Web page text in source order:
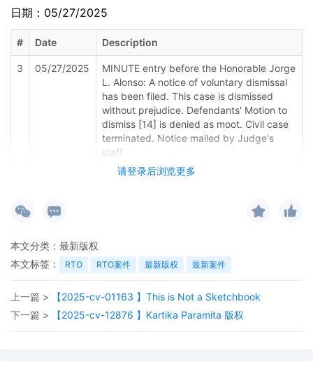
请登录后浏览更多
日期：05/27/2025
# Date Description
3 05/27/2025
MINUTE entry before the Honorable Jorge
L. Alonso: A notice of voluntary dismissal
has been filed. This case is dismissed
without prejudice. Defendants' Motion to
dismiss [14] is denied as moot. Civil case
terminated. Notice mailed by Judge's
staff
MOTION by Defendants Kika Scott, Kristi
1 02/19/2025
COMPLAINT for Declaratory Relief filed
本文分类： 最新版权
本文标签：
RTO RTO案件 最新版权 最新案件
上一篇 >
【2025-cv-01163 】This is Not a Sketchbook
下一篇 >
【2025-cv-12876 】Kartika Paramita 版权